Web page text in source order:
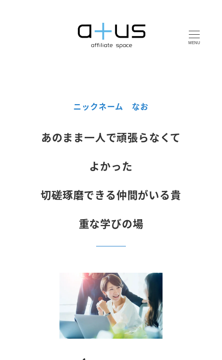
MENU
ニックネーム なお
あのまま一人で頑張らなくて
よかった
切磋琢磨できる仲間がいる貴
重な学びの場